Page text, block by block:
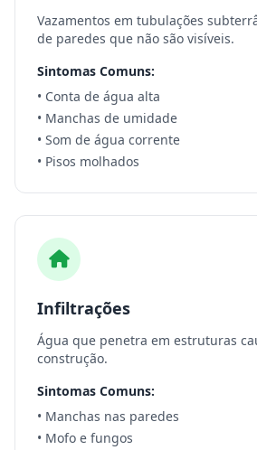
Vazamentos em tubulações
de paredes que não são visíveis.
Sintomas Comuns:
• Conta de água alta
• Manchas de umidade
• Som de água corrente
• Pisos molhados
Infiltrações
Água que penetra em estruturas
construção.
Sintomas Comuns:
• Manchas nas paredes
• Mofo e fungos